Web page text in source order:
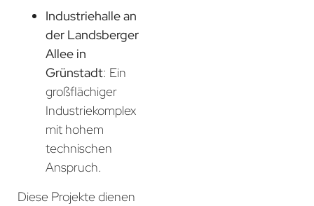
Industriehalle an
der Landsberger
Allee in
Grünstadt: Ein
großflächiger
Industriekomplex
mit hohem
technischen
Anspruch.
Diese Projekte dienen